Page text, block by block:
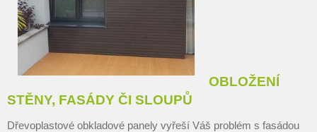
OBLOŽENÍ
STĚNY, FASÁDY ČI SLOUPŮ
Dřevoplastové obkladové panely vyřeší Váš problém s fasádou